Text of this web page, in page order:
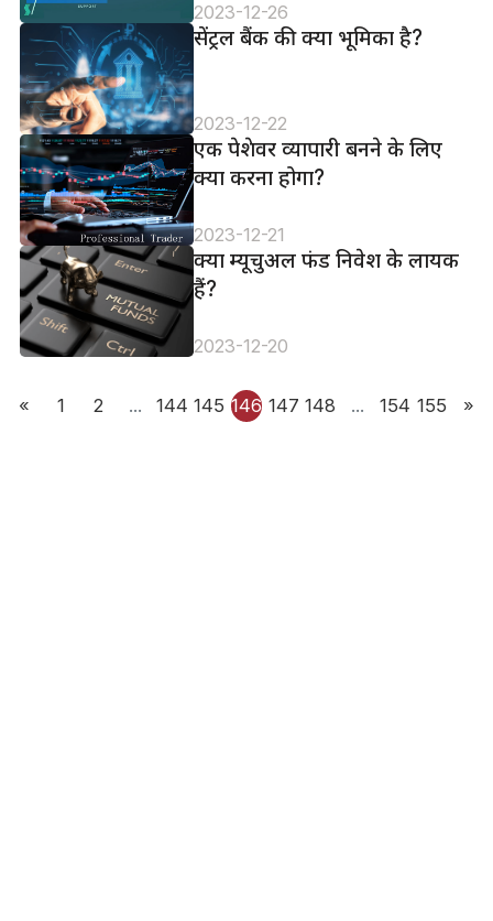
2023-12-26
सेंट्रल बैंक की क्या भूमिका है?
2023-12-22
एक पेशेवर व्यापारी बनने के लिए
क्या करना होगा?
2023-12-21
क्या म्यूचुअल फंड निवेश के लायक
हैं?
2023-12-20
« 1 2 ... 144 145 146 147 148 ... 154 155 »